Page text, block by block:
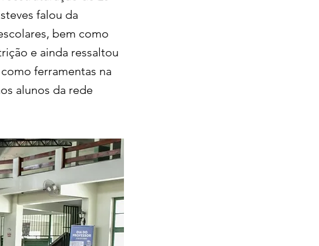
falou da
bem como
e ainda ressaltou
ferramentas na
alunos da rede